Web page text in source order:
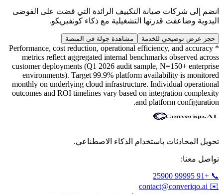
انضم إلى شركات صيانة التكييف الرائدة التي قضت على الفوضى
اليدوية وضاعفت قدرتها التشغيلية مع ذكاء كونفيريكو.
حجز عرض توضيحي للخدمة مشاهدة جولة في المنصة
* Performance, cost reduction, operational efficiency, and accuracy
metrics reflect aggregated internal benchmarks observed across
customer deployments (Q1 2026 audit sample, N=150+ enterprise
environments). Target 99.9% platform availability is monitored
monthly on underlying cloud infrastructure. Individual operational
outcomes and ROI timelines vary based on integration complexity
and platform configuration.
تحويل المحادثات باستخدام الذكاء الاصطناعي.
تواصل معنا:
📞 +91 99995 25900
✉️
contact@converiqo.ai